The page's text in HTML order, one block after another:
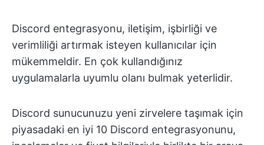
Discord entegrasyonu, iletişim, işbirliği ve
verimliliği artırmak isteyen kullanıcılar için
mükemmeldir. En çok kullandığınız
uygulamalarla uyumlu olanı bulmak yeterlidir.
Discord sunucunuzu yeni zirvelere taşımak için
piyasadaki en iyi 10 Discord entegrasyonunu,